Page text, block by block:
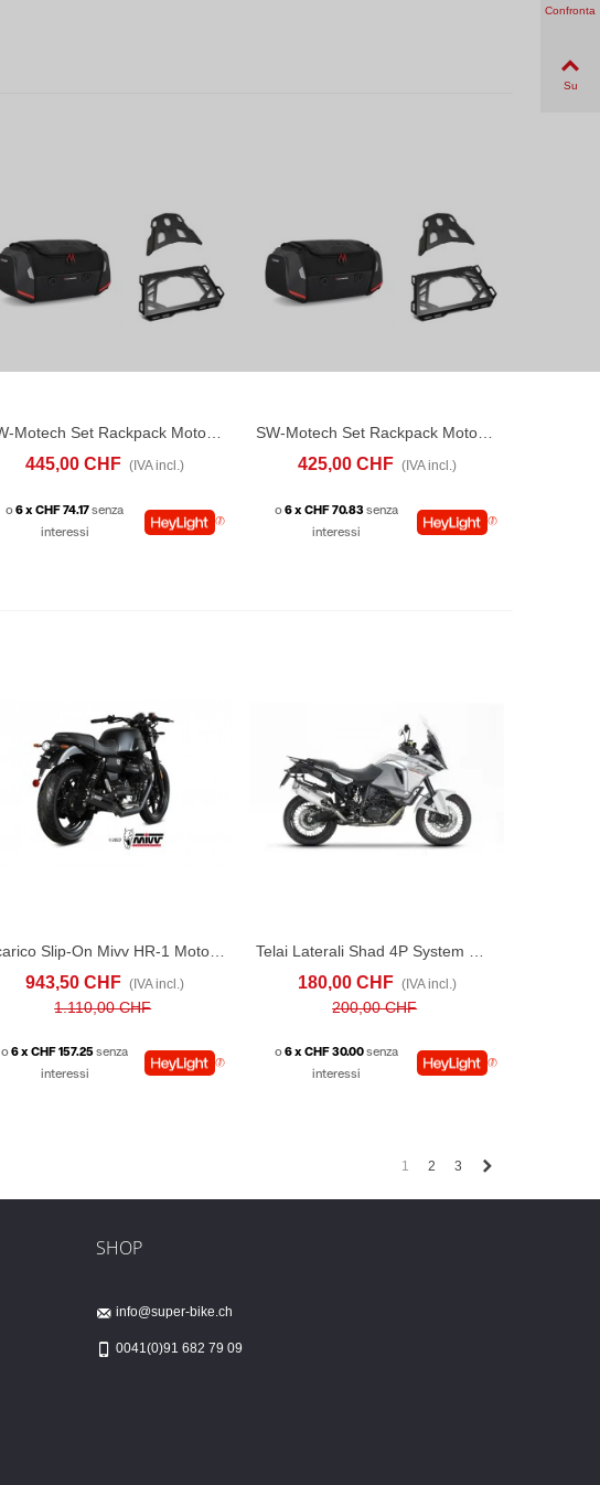
ACQUISTA CONFRONTASW-Motech Set Rackpack Moto Guzzi V85 Strada (24-26)
445,00 CHF (IVA incl.)
o6 x CHF 74.17senza
interessi
ACQUISTA CONFRONTASW-Motech Set Rackpack Moto Guzzi V85 TT (19-23)
425,00 CHF (IVA incl.)
o6 x CHF 70.83senza
interessi
ACQUISTA CONFRONTAScarico Slip-On Mivv HR-1 Moto Guzzi V7 Stone (2021-24)
943,50 CHF (IVA incl.)
1.110,00 CHF
o6 x CHF 157.25senza
interessi
ACQUISTA CONFRONTA
180,00 CHF (IVA incl.)
200,00 CHF
o6 x CHF 30.00senza
interessi
1 2 3
SHOP
info@super-bike.ch
0041(0)91 682 79 09
Confronta
Su